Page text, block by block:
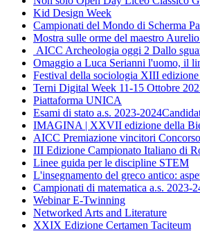
Kid Design Week
Campionati del Mondo di Scherma
Mostra sulle orme del maestro
AICC Archeologia oggi 2 Dallo
Omaggio a Luca Serianni l'uomo, il
Festival della sociologia XIII edizione
Terni Digital Week 11-15 Ottobre
Piattaforma UNICA
Esami di stato a.s. 2023-
IMAGINA | XXVII edizione della
AICC Premiazione vincitori
III Edizione Campionato Italiano di
Linee guida per le discipline STEM
L'insegnamento del greco antico:
Campionati di matematica a.s. 2023-
Webinar E-Twinning
Networked Arts and Literature
XXIX Edizione Certamen Taciteum